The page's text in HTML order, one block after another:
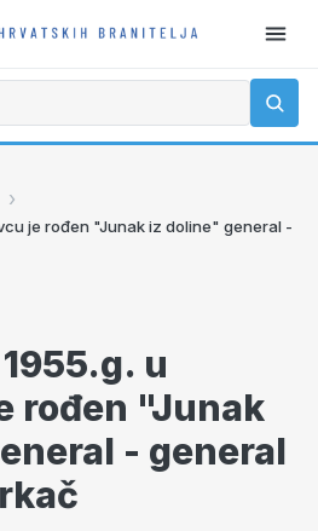
›
je rođen "Junak iz doline" general -
u
rođen "Junak
- general